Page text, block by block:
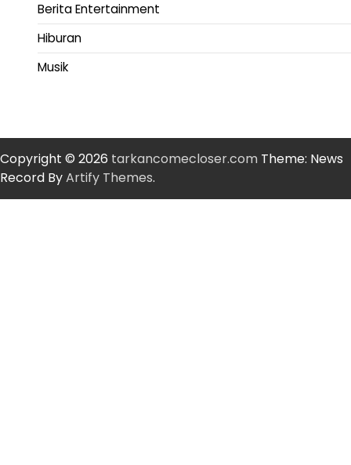
Berita Entertainment
Hiburan
Musik
Copyright © 2026 tarkancomecloser.com Theme: News
Record ByArtify Themes.